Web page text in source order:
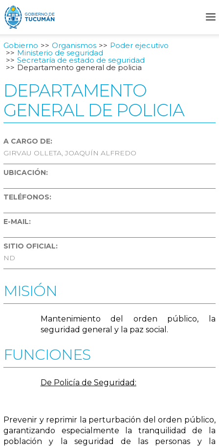
Gobierno Organismos Poder ejecutivo
Ministerio de seguridad
Secretaría de estado de seguridad
Departamento general de policia
DEPARTAMENTO
GENERAL DE POLICIA
A CARGO DE:
GIRVAU OLLETA, JOAQUÍN ALFREDO
UBICACIÓN:
TELÉFONOS:
E-MAIL:
SITIO OFICIAL:
ND
MISIÓN
Mantenimiento del orden público, la
seguridad general y la paz social.
FUNCIONES
De Policía de Seguridad:
Prevenir y reprimir la perturbación del orden público,
garantizando especialmente la tranquilidad de la
población y la seguridad de las personas y la